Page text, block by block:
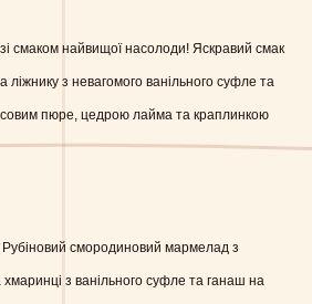
смаком найвищої насолоди! Яскравий смак
з невагомого ванільного суфле та
пюре, цедрою лайма та краплинкою
Рубіновий смородиновий мармелад з
з ванільного суфле та ганаш на